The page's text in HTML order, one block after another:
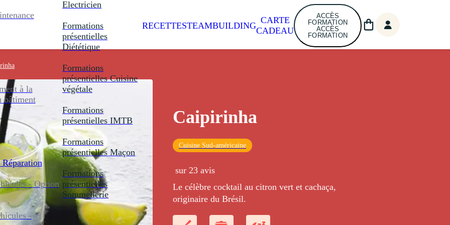
à la
bâtiment
- Option
-
Electricien
Formations
présentielles
Diététique
Formations
présentielles Cuisine
végétale
Formations
présentielles IMTB
Formations
présentielles Maçon
Formations
présentielles
Sommellerie
RECETTESTEAMBUILDING
CARTE
CADEAU
ACCÈS
FORMATION
ACCÈS
FORMATION
Caipirinha
Cuisine Sud-américaine
sur 23 avis
Le célèbre cocktail au citron vert et cachaça,
originaire du Brésil.